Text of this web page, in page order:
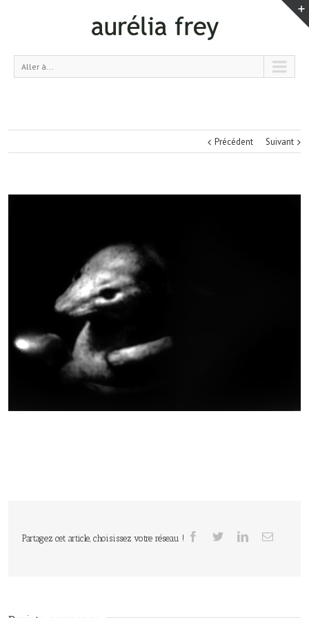
Aller à...
Précédent Suivant
Partagez cet article, choisissez votre réseau !